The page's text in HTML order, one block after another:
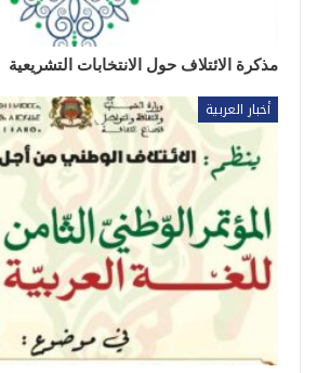
مذكرة الائتلاف حول الانتخابات التشريعية
أخبار العربية